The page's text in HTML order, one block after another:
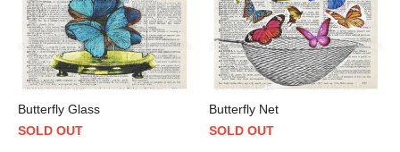
Butterfly Glass
SOLD OUT
Butterfly Net
SOLD OUT